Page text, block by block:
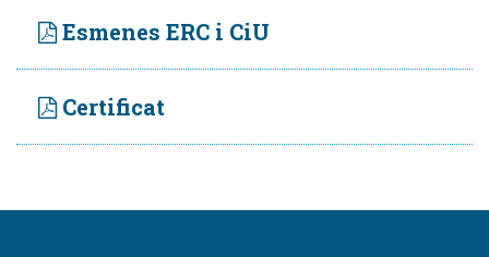
Esmenes ERC i CiU
Certificat